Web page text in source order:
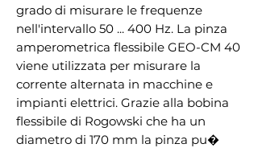
grado di misurare le frequenze
nell'intervallo 50 ... 400 Hz. La pinza
amperometrica flessibile GEO-CM 40
viene utilizzata per misurare la
corrente alternata in macchine e
impianti elettrici. Grazie alla bobina
flessibile di Rogowski che ha un
diametro di 170 mm la pinza pu�